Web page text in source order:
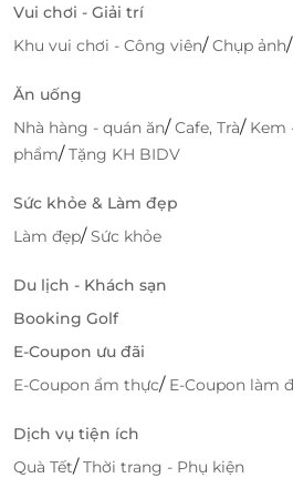
Vui chơi - Giải trí
Khu vui chơi - Công viên/Chụp ảnh/
Ăn uống
Nhà hàng - quán ăn/Cafe, Trà/ Kem
phẩm/Tặng KH BIDV
Sức khỏe & Làm đẹp
Làm đẹp/Sức khỏe
Du lịch - Khách sạn
Booking Golf
E-Coupon ưu đãi
E-Coupon ẩm thực/ E-Coupon làm
Dịch vụ tiện ích
Quà Tết/Thời trang - Phụ kiện